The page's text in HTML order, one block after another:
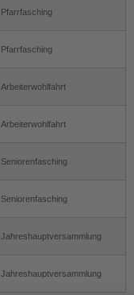
Pfarrfasching
Pfarrfasching
Arbeiterwohlfahrt
Arbeiterwohlfahrt
Seniorenfasching
Seniorenfasching
Jahreshauptversammlung
Jahreshauptversammlung